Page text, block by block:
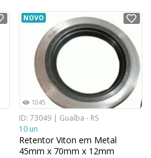
NOVO
1045
ID: 73049 | Guaíba - RS
10 un
Retentor Viton em Metal
45mm x 70mm x 12mm